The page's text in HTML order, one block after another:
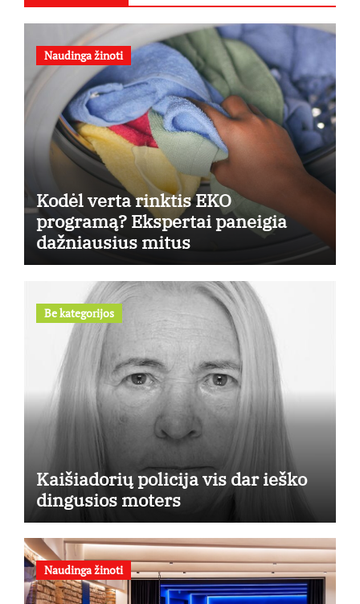
Naudinga žinoti
Kodėl verta rinktis EKO
programą? Ekspertai paneigia
dažniausius mitus
Be kategorijos
Kaišiadorių policija vis dar ieško
dingusios moters
Naudinga žinoti